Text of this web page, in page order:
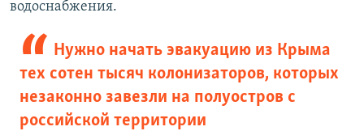
водоснабжения.
Нужно начать эвакуацию из Крыма
тех сотен тысяч колонизаторов, которых
незаконно завезли на полуостров с
российской территории